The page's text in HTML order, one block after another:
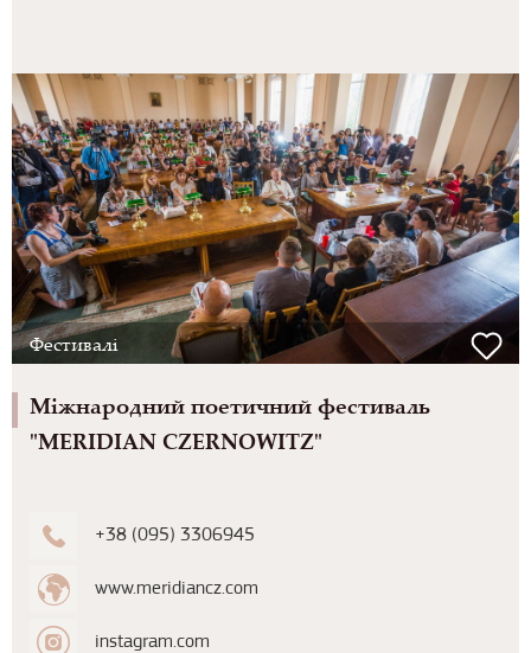
Фестивалі
Міжнародний поетичний фестиваль
"MERIDIAN CZERNOWITZ"
+38 (095) 3306945
www.meridiancz.com
instagram.com